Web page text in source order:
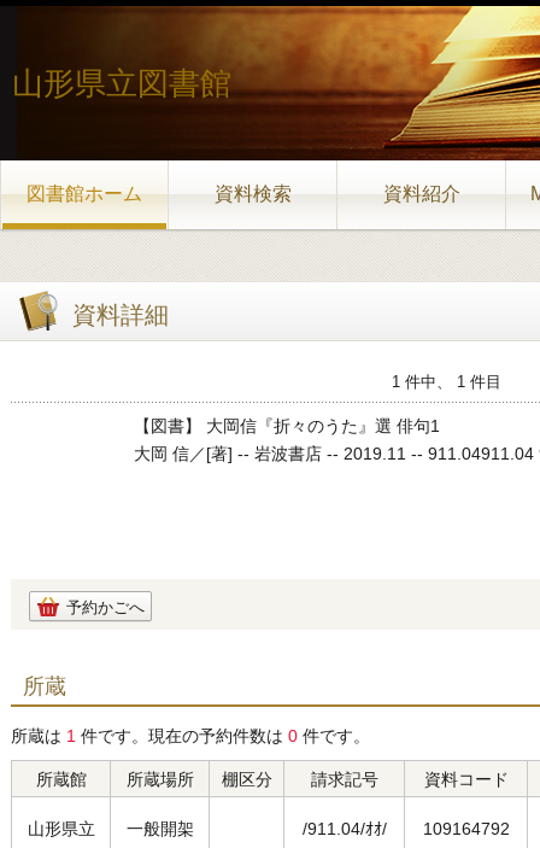
山形県立図書館
図書館ホーム 資料検索 資料紹介
資料詳細
1 件中、 1 件目
【図書】 大岡信『折々のうた』選 俳句1
大岡 信／[著] -- 岩波書店 -- 2019.11 --
予約かごへ
所蔵
所蔵は 1 件です。現在の予約件数は 0 件です。
所蔵館 所蔵場所 棚区分 請求記号 資料コード
山形県立 一般開架 /911.04/ｵｵ/ 109164792